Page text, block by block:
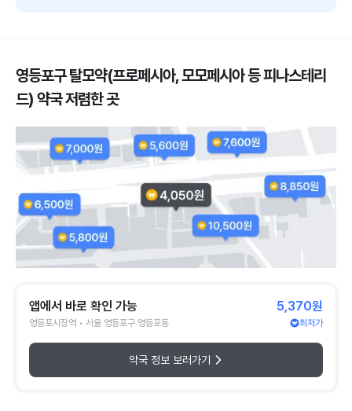
영등포구 탈모약(프로페시아, 모모페시아 등 피나스테리
드) 약국 저렴한 곳
앱에서 바로 확인 가능
영등포시장역 • 서울 영등포구 영등포동
5,370원
최저가
약국 정보 보러가기